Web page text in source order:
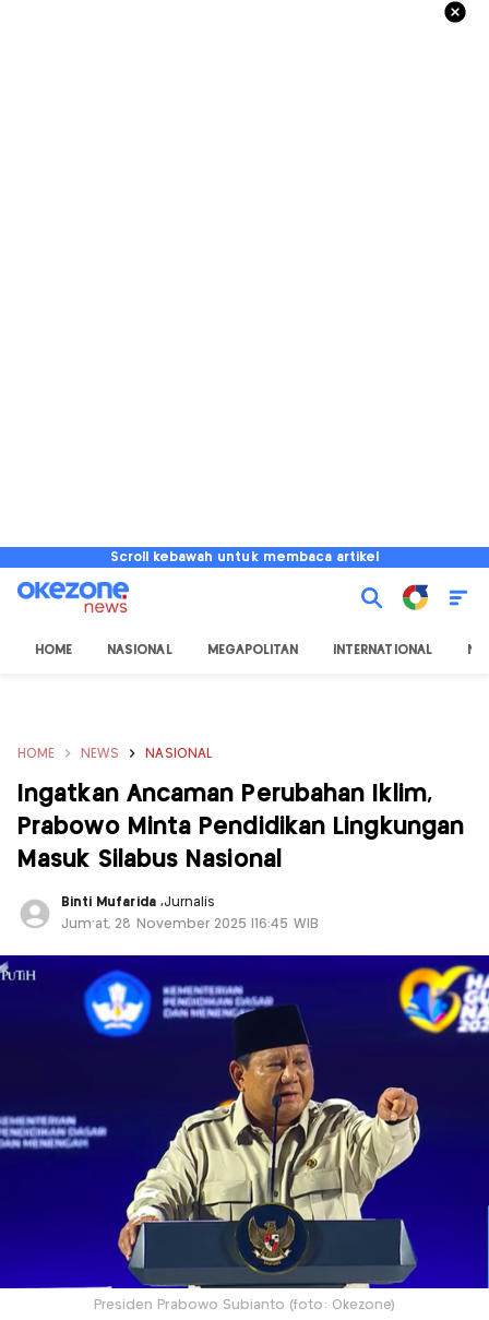
Scroll kebawah untuk membaca artikel
HOME NASIONAL MEGAPOLITAN INTERNATIONAL
HOME NEWS NASIONAL
Ingatkan Ancaman Perubahan Iklim,
Prabowo Minta Pendidikan Lingkungan
Masuk Silabus Nasional
Binti Mufarida ,Jurnalis
Jum'at, 28 November 2025 |16:45 WIB
Presiden Prabowo Subianto (foto: Okezone)